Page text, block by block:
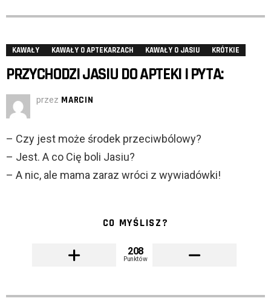
KAWAŁY KAWAŁY O APTEKARZACH KAWAŁY O JASIU KRÓTKIE
PRZYCHODZI JASIU DO APTEKI I PYTA:
przez MARCIN
– Czy jest może środek przeciwbólowy?
– Jest. A co Cię boli Jasiu?
– A nic, ale mama zaraz wróci z wywiadówki!
CO MYŚLISZ?
208
Punktów